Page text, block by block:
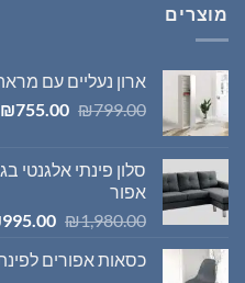
מוצרים
ארון נעליים עם מראה לכ-36 זוגות
₪799.00
המחיר
₪799.00.
₪755.00
סלון פינתי אלגנטי
אפור
₪1,980.00
המחיר
היה:
995.00
כסאות אפורים